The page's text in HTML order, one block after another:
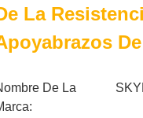
La
De La